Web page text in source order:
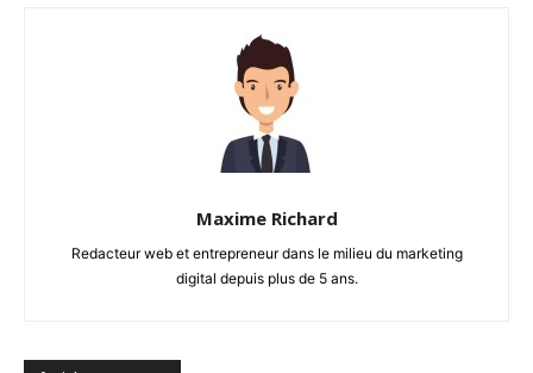
Maxime Richard
Redacteur web et entrepreneur dans le milieu du marketing
digital depuis plus de 5 ans.